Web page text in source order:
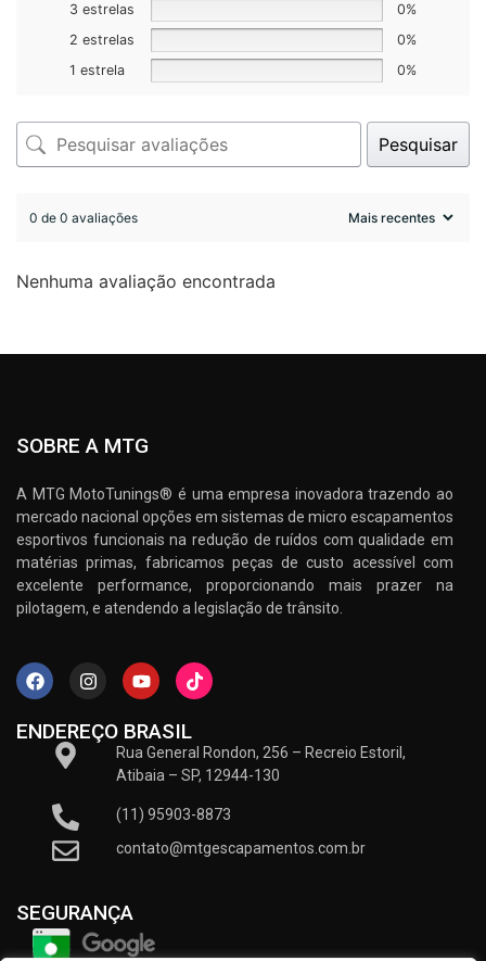
3 estrelas
0%
2 estrelas
0%
1 estrela
0%
Pesquisar
0 de 0 avaliações
Nenhuma avaliação encontrada
SOBRE A MTG
A MTG MotoTunings® é uma empresa inovadora trazendo ao
mercado nacional opções em sistemas de micro escapamentos
esportivos funcionais na redução de ruídos com qualidade em
matérias primas, fabricamos peças de custo acessível com
excelente performance, proporcionando mais prazer na
pilotagem, e atendendo a legislação de trânsito.
ENDEREÇO BRASIL
Rua General Rondon, 256 – Recreio Estoril,
Atibaia – SP, 12944-130
(11) 95903-8873
contato@mtgescapamentos.com.br
SEGURANÇA